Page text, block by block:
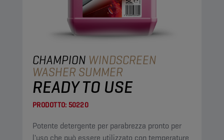
CHAMPION WINDSCREEN
WASHER SUMMER
READY TO USE
PRODOTTO: 50220
Potente detergente per parabrezza pronto per
l'uso che può essere utilizzato con temperature